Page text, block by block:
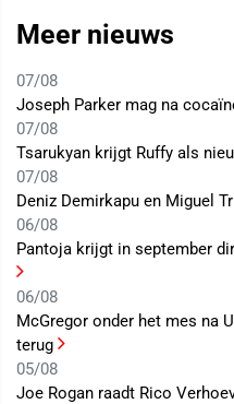
Meer nieuws
07/08
Joseph Parker mag na
07/08
Tsarukyan krijgt Ruffy als
07/08
Deniz Demirkapu en Miguel
06/08
Pantoja krijgt in september
06/08
McGregor onder het mes na
terug
05/08
Joe Rogan raadt Rico